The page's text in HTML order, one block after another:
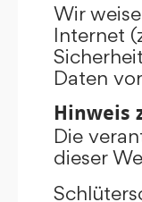
Wir
Internet
Daten
Hinweis
Die
dieser